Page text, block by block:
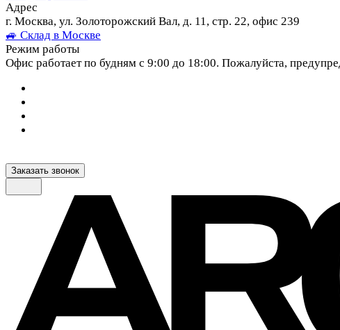
Адрес
г. Москва, ул. Золоторожский Вал, д. 11, стр. 22, офис 239
🚙 Склад в Москве
Режим работы
Офис работает по будням с 9:00 до 18:00. Пожалуйста,
Заказать звонок